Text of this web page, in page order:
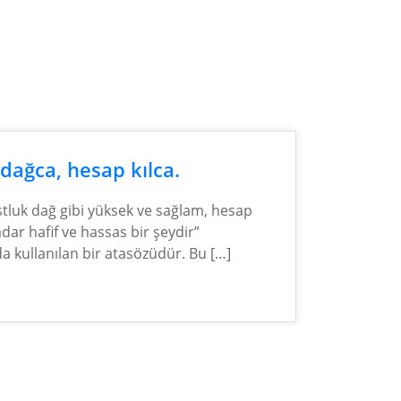
hesap kılca.
dağ gibi yüksek ve sağlam, hesap
hafif ve hassas bir şeydir”
kullanılan bir atasözüdür. Bu […]